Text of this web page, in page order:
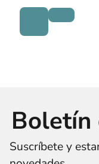
Boletín
Suscríbete y